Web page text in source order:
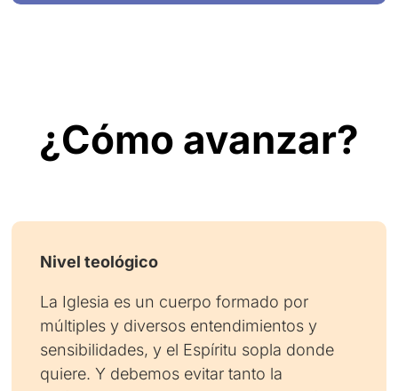
¿Cómo avanzar?
Nivel teológico
La Iglesia es un cuerpo formado por
múltiples y diversos entendimientos y
sensibilidades, y el Espíritu sopla donde
quiere. Y debemos evitar tanto la